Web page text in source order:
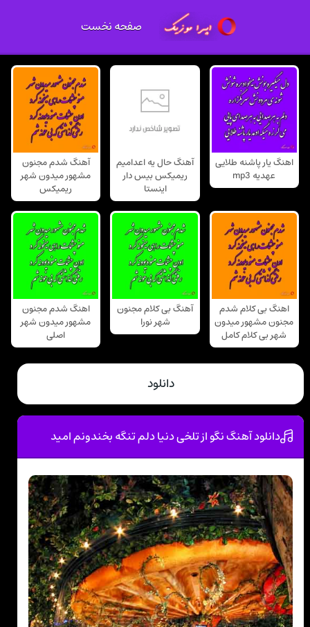
صفحه نخست
اهنگ یار پاشنه طلایی
عهدیه mp3
آهنگ حال یه اعدامیم
ریمیکس بیس دار
اینستا
آهنگ شدم مجنون
مشهور میدون شهر
ریمیکس
اهنگ بی کلام شدم
مجنون مشهور میدون
شهر بی کلام کامل
آهنگ بی کلام مجنون
شهر نورا
اهنگ شدم مجنون
مشهور میدون شهر
اصلی
دانلود
دانلود آهنگ نگو از تلخی دنیا دلم تنگه بخندونم امید